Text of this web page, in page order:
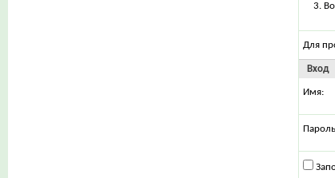
Для
Вход
Имя: